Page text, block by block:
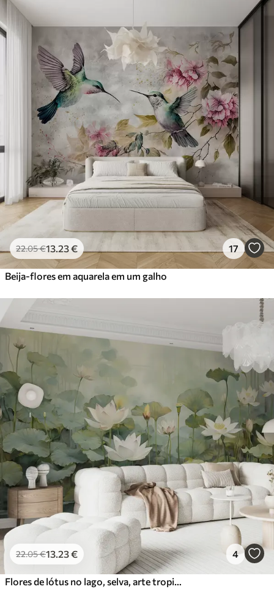
22.05€13 .23€ 17
Beija-flores em aquarela em um galho
22.05€13 .23€ 4